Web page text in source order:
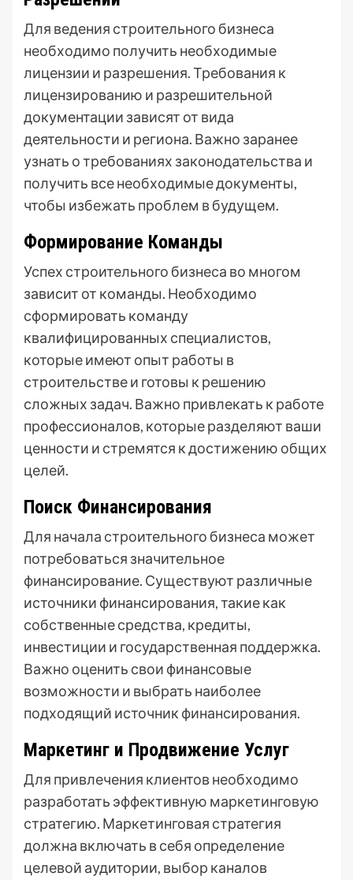
Для ведения строительного бизнеса
необходимо получить необходимые
лицензии и разрешения. Требования к
лицензированию и разрешительной
документации зависят от вида
деятельности и региона. Важно заранее
узнать о требованиях законодательства и
получить все необходимые документы,
чтобы избежать проблем в будущем.
Формирование Команды
Успех строительного бизнеса во многом
зависит от команды. Необходимо
сформировать команду
квалифицированных специалистов,
которые имеют опыт работы в
строительстве и готовы к решению
сложных задач. Важно привлекать к работе
профессионалов, которые разделяют ваши
ценности и стремятся к достижению общих
целей.
Поиск Финансирования
Для начала строительного бизнеса может
потребоваться значительное
финансирование. Существуют различные
источники финансирования, такие как
собственные средства, кредиты,
инвестиции и государственная поддержка.
Важно оценить свои финансовые
возможности и выбрать наиболее
подходящий источник финансирования.
Маркетинг и Продвижение Услуг
Для привлечения клиентов необходимо
разработать эффективную маркетинговую
стратегию. Маркетинговая стратегия
должна включать в себя определение
целевой аудитории, выбор каналов